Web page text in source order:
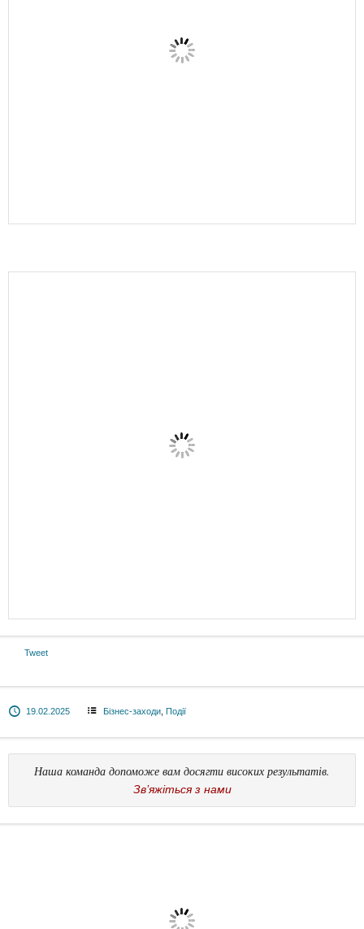
Tweet
19.02.2025 Бізнес-заходи ,Події
Наша команда допоможе вам досягти високих результатів.
Зв’яжіться з нами